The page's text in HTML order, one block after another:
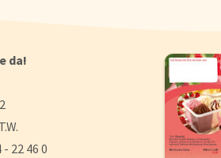
da!
22 46 0